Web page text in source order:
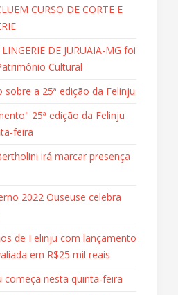
CURSO DE CORTE E
DE JURUAIA-MG foi
Cultural
sobre a 25ª edição da Felinju
25ª edição da Felinju
feira
irá marcar presença
2022 Ouseuse celebra
de Felinju com lançamento
em R$25 mil reais
começa nesta quinta-feira